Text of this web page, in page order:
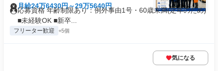
月給24万6430円～29万5640円
応募資格 年齢制限あり：例外事由1号・60歳未満(定年のため)
■未経験OK ■新卒...
フリーター歓迎 +5個
気になる